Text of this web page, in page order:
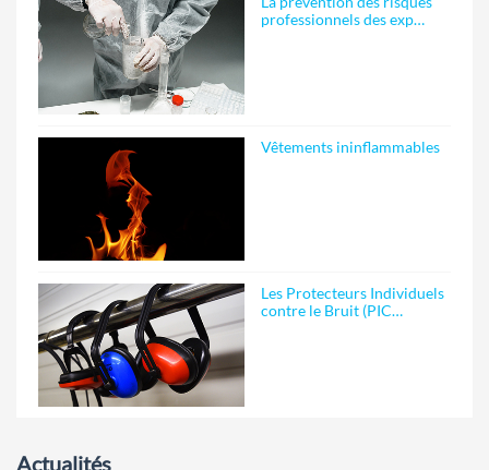
professionnels des exp…
Vêtements ininflammables
Les Protecteurs Individuels
contre le Bruit (PIC…
Actualités